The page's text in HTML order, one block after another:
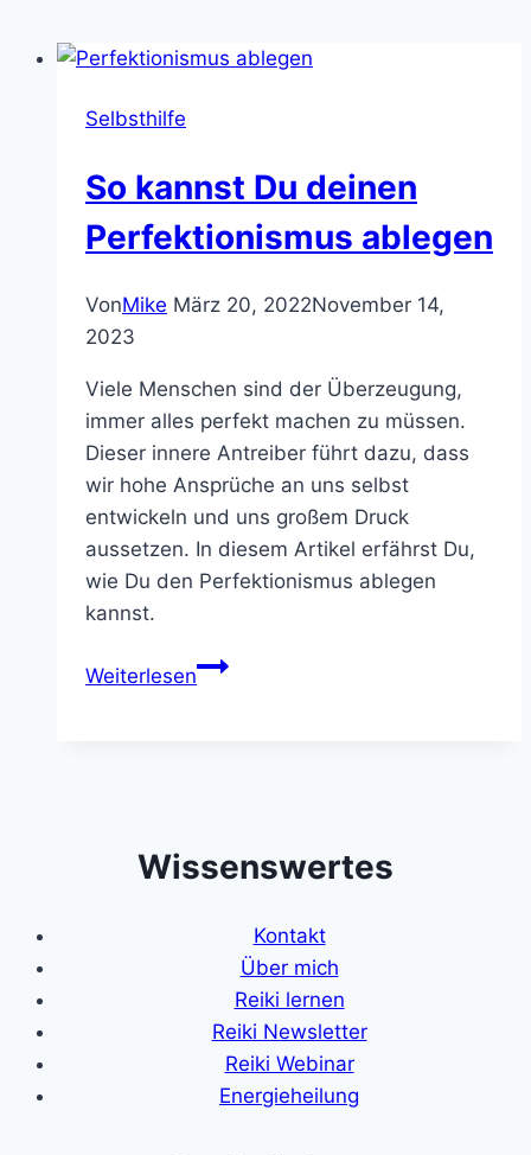
Selbsthilfe
So kannst Du deinen
Perfektionismus ablegen
VonMike März 20, 2022November 14,
2023
Viele Menschen sind der Überzeugung,
immer alles perfekt machen zu müssen.
Dieser innere Antreiber führt dazu, dass
wir hohe Ansprüche an uns selbst
entwickeln und uns großem Druck
aussetzen. In diesem Artikel erfährst Du,
wie Du den Perfektionismus ablegen
kannst.
WeiterlesenSo
Wissenswertes
Kontakt
Über mich
Reiki lernen
Reiki Newsletter
Reiki Webinar
Energieheilung